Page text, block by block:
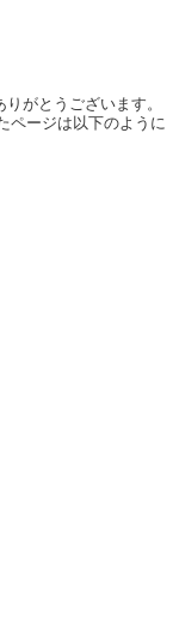
がとうございます。
ページは以下のように